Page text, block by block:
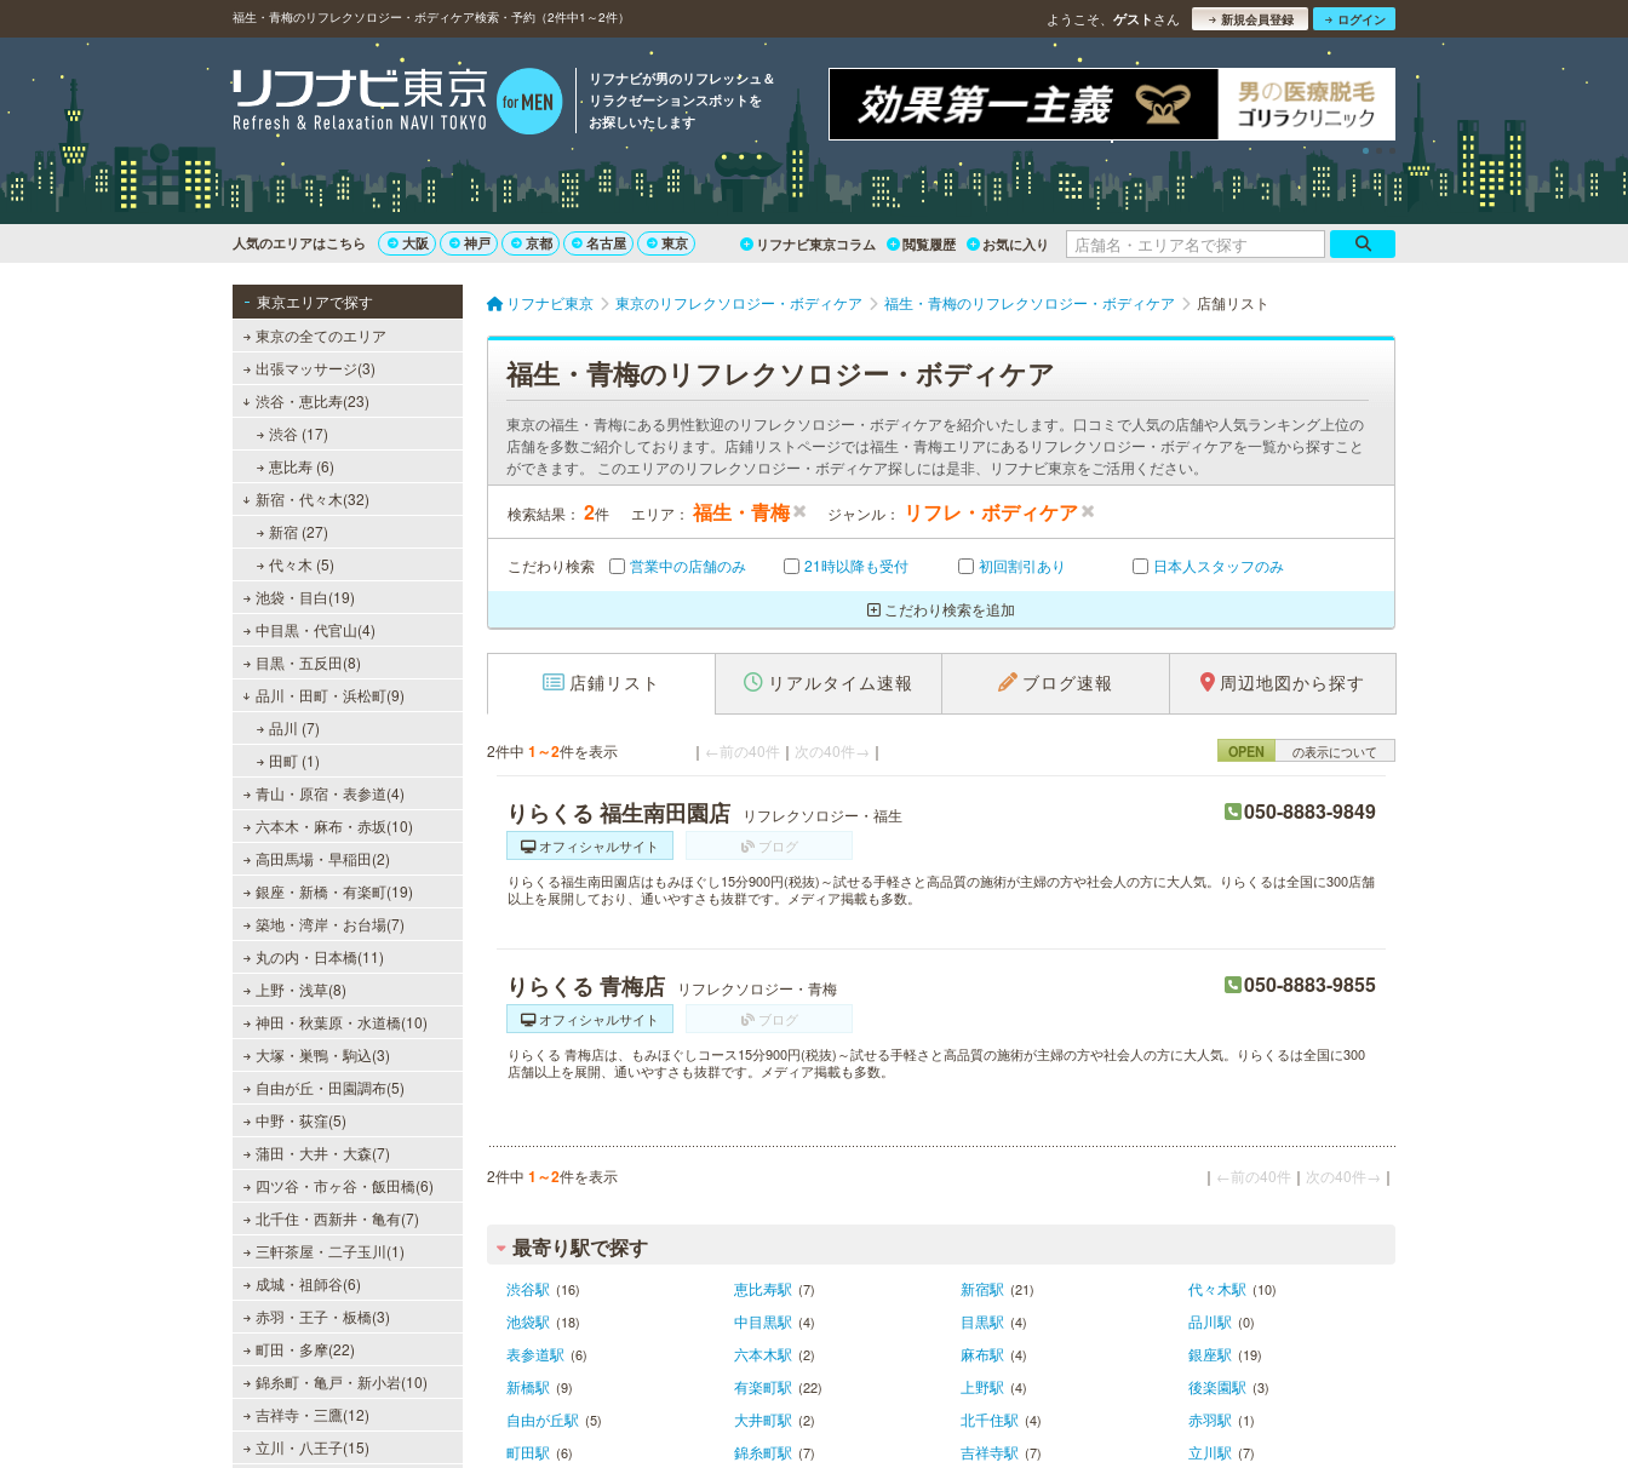
福生・青梅のリフレクソロジー・ボディケア検索・予約（2件中1～2件） ようこそ、 ゲスト さん 新規会員登録 ログイン
リフナビが男のリフレッシュ＆
リラクゼーションスポットを
お探しいたします
人気のエリアはこちら 大阪 神戸 京都 名古屋 東京 リフナビ東京コラム 閲覧履歴 お気に入り
東京エリアで探す
東京の全てのエリア
出張マッサージ(3)
渋谷・恵比寿(23)
渋谷 (17)
恵比寿 (6)
新宿・代々木(32)
新宿 (27)
代々木 (5)
池袋・目白(19)
中目黒・代官山(4)
目黒・五反田(8)
品川・田町・浜松町(9)
品川 (7)
田町 (1)
青山・原宿・表参道(4)
六本木・麻布・赤坂(10)
高田馬場・早稲田(2)
銀座・新橋・有楽町(19)
築地・湾岸・お台場(7)
丸の内・日本橋(11)
上野・浅草(8)
神田・秋葉原・水道橋(10)
大塚・巣鴨・駒込(3)
自由が丘・田園調布(5)
中野・荻窪(5)
蒲田・大井・大森(7)
四ツ谷・市ヶ谷・飯田橋(6)
北千住・西新井・亀有(7)
三軒茶屋・二子玉川(1)
成城・祖師谷(6)
赤羽・王子・板橋(3)
町田・多摩(22)
錦糸町・亀戸・新小岩(10)
吉祥寺・三鷹(12)
立川・八王子(15)
リフナビ東京 東京のリフレクソロジー・ボディケア 福生・青梅のリフレクソロジー・ボディケア 店舗リスト
福生・青梅のリフレクソロジー・ボディケア
東京の福生・青梅にある男性歓迎のリフレクソロジー・ボディケアを紹介いたします。口コミで人気の店舗や人気ランキング上位の
店舗を多数ご紹介しております。店鋪リストページでは福生・青梅エリアにあるリフレクソロジー・ボディケアを一覧から探すこと
ができます。 このエリアのリフレクソロジー・ボディケア探しには是非、リフナビ東京をご活用ください。
検索結果： 2件 エリア： 福生・青梅 ジャンル： リフレ・ボディケア
こだわり検索 営業中の店舗のみ 21時以降も受付 初回割引あり 日本人スタッフのみ
こだわり検索を追加
店鋪リスト リアルタイム速報 ブログ速報 周辺地図から探す
2件中 1～2件を表示 ｜ ←前の40件 ｜ 次の40件→ ｜ OPEN の表示について
りらくる 福生南田園店 リフレクソロジー・福生 050-8883-9849
オフィシャルサイト
ブログ
りらくる福生南田園店はもみほぐし15分900円(税抜)～試せる手軽さと高品質の施術が主婦の方や社会人の方に大人気。りらくるは全国に300店舗
以上を展開しており、通いやすさも抜群です。メディア掲載も多数。
りらくる 青梅店 リフレクソロジー・青梅 050-8883-9855
オフィシャルサイト
ブログ
りらくる 青梅店は、もみほぐしコース15分900円(税抜)～試せる手軽さと高品質の施術が主婦の方や社会人の方に大人気。りらくるは全国に300
店舗以上を展開、通いやすさも抜群です。メディア掲載も多数。
2件中 1～2件を表示 ｜ ←前の40件 ｜ 次の40件→ ｜
最寄り駅で探す
渋谷駅 (16) 恵比寿駅 (7) 新宿駅 (21) 代々木駅 (10)
池袋駅 (18) 中目黒駅 (4) 目黒駅 (4) 品川駅 (0)
表参道駅 (6) 六本木駅 (2) 麻布駅 (4) 銀座駅 (19)
新橋駅 (9) 有楽町駅 (22) 上野駅 (4) 後楽園駅 (3)
自由が丘駅 (5) 大井町駅 (2) 北千住駅 (4) 赤羽駅 (1)
町田駅 (6) 錦糸町駅 (7) 吉祥寺駅 (7) 立川駅 (7)